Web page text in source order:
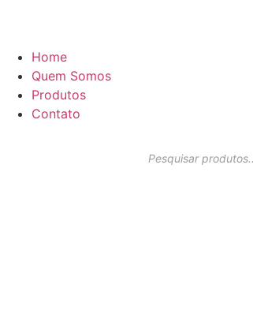
Home
Quem Somos
Produtos
Contato
produtos